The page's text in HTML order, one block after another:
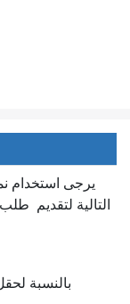
التالية لتقديم طلب
بالنسبة